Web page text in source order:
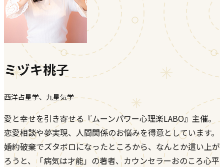
ミヅキ桃子
西洋占星学、九星気学
愛と幸せを引き寄せる『ムーンパワー心理楽LABO』主催。
恋愛相談や夢実現、人間関係のお悩みを得意としています。
婚約破棄でズタボロになったところから、なんとか這い上が
ろうと、「病気は才能」の著者、カウンセラーおのころ心平